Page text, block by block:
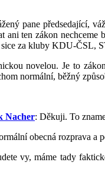
pane předsedající,
ani ten zákon
za kluby KDU-ČSL,
novelou. Je to
normální, běžný
Nacher: Děkuji. To
obecná rozprava a
vy, máme tady